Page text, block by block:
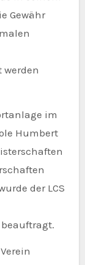
Gewähr
im
Humbert
der LCS